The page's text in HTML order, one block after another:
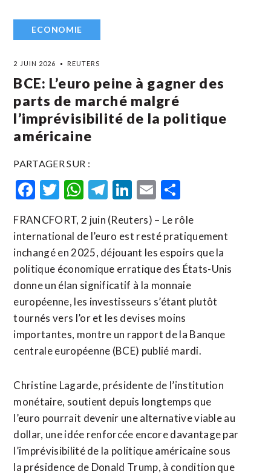
ECONOMIE
2 JUIN 2026 REUTERS
BCE: L’euro peine à gagner des
parts de marché malgré
l’imprévisibilité de la politique
américaine
PARTAGER SUR :
Facebook
Twitter
WhatsApp
Telegram
LinkedIn
Email
FRANCFORT, 2 juin (Reuters) – Le rôle
international de l’euro est resté pratiquement
inchangé en 2025, déjouant les espoirs que la
politique économique erratique des États-Unis
donne un élan significatif à la monnaie
européenne, les investisseurs s’étant plutôt
tournés vers l’or et les devises moins
importantes, montre un rapport de la Banque
centrale européenne (BCE) publié mardi.
Christine Lagarde, présidente de l’institution
monétaire, soutient depuis longtemps que ​
l’euro pourrait devenir ‌une alternative viable au
dollar, une idée renforcée encore davantage par
​l’imprévisibilité de la politique américaine ⁠sous
la présidence de Donald Trump, à condition que